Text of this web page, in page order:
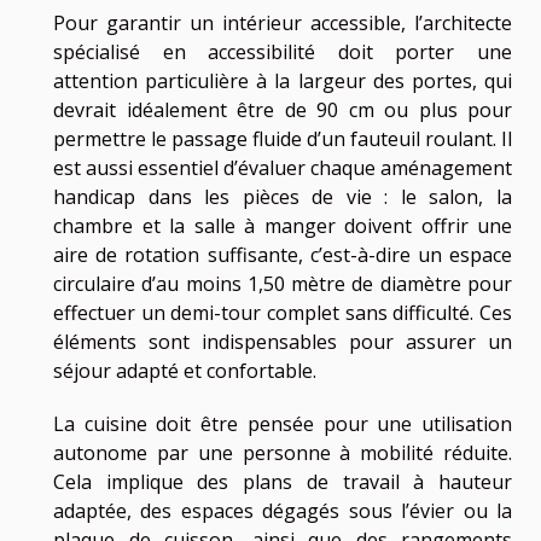
Pour garantir un intérieur accessible, l’architecte
spécialisé en accessibilité doit porter une
attention particulière à la largeur des portes, qui
devrait idéalement être de 90 cm ou plus pour
permettre le passage fluide d’un fauteuil roulant. Il
est aussi essentiel d’évaluer chaque aménagement
handicap dans les pièces de vie : le salon, la
chambre et la salle à manger doivent offrir une
aire de rotation suffisante, c’est-à-dire un espace
circulaire d’au moins 1,50 mètre de diamètre pour
effectuer un demi-tour complet sans difficulté. Ces
éléments sont indispensables pour assurer un
séjour adapté et confortable.
La cuisine doit être pensée pour une utilisation
autonome par une personne à mobilité réduite.
Cela implique des plans de travail à hauteur
adaptée, des espaces dégagés sous l’évier ou la